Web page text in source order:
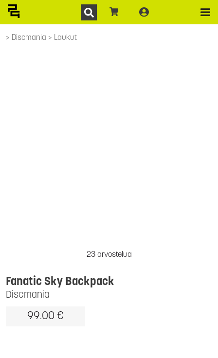
Discmania Laukut
23 arvostelua
Discmania
Fanatic Sky Backpack
99.00 €